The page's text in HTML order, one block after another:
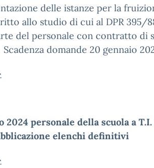
delle istanze per la
allo studio di cui al DPR 395/
del personale con contratto di
domande 20 gennaio
personale della scuola a T.I.
elenchi definitivi